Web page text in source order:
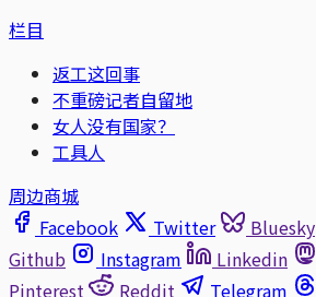
栏目
返工这回事
不重磅记者自留地
女人没有国家？
工具人
周边商城
Facebook
Twitter Bluesky
Github
Instagram Linkedin
Pinterest
Reddit Telegram